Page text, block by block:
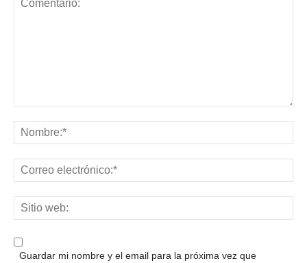
Guardar mi nombre y el email para la próxima vez que